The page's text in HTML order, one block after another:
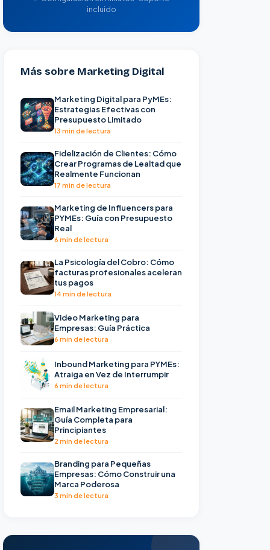
incluido
Más sobre Marketing Digital
Marketing Digital para PyMEs:
Estrategias Efectivas con
Presupuesto Limitado
13 min de lectura
Fidelización de Clientes: Cómo
Crear Programas de Lealtad que
Realmente Funcionan
17 min de lectura
Marketing de Influencers para
PYMEs: Guía con Presupuesto
Real
6 min de lectura
La Psicología del Cobro: Cómo
facturas profesionales aceleran
tus pagos
14 min de lectura
Video Marketing para
Empresas: Guía Práctica
6 min de lectura
Inbound Marketing para PYMEs:
Atraiga en Vez de Interrumpir
6 min de lectura
Email Marketing Empresarial:
Guía Completa para
Principiantes
2 min de lectura
Branding para Pequeñas
Empresas: Cómo Construir una
Marca Poderosa
3 min de lectura